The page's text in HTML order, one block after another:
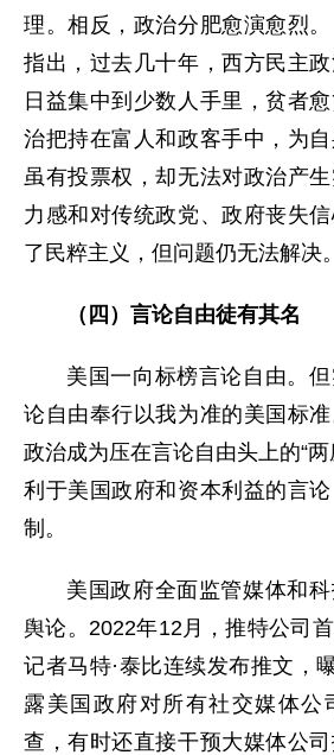
理。相反，政治分肥愈演愈烈
指出，过去几十年，西方民主
日益集中到少数人手里，贫者
治把持在富人和政客手中，为
虽有投票权，却无法对政治产
力感和对传统政党、政府丧失
了民粹主义，但问题仍无法解决。
（四）言论自由徒有其名
美国一向标榜言论自由。
论自由奉行以我为准的美国标
政治成为压在言论自由头上的“
利于美国政府和资本利益的言
制。
美国政府全面监管媒体和
舆论。2022年12月，推特公司
记者马特·泰比连续发布推文，
露美国政府对所有社交媒体公
查，有时还直接干预大媒体公